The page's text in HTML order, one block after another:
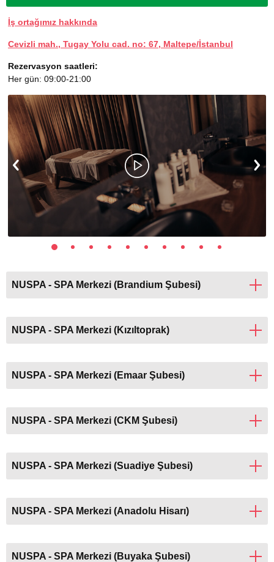
İş ortağımız hakkında
Cevizli mah., Tugay Yolu cad. no: 67, Maltepe/İstanbul
Rezervasyon saatleri:
Her gün: 09:00-21:00
NUSPA - SPA Merkezi (Brandium Şubesi)
NUSPA - SPA Merkezi (Kızıltoprak)
NUSPA - SPA Merkezi (Emaar Şubesi)
NUSPA - SPA Merkezi (CKM Şubesi)
NUSPA - SPA Merkezi (Suadiye Şubesi)
NUSPA - SPA Merkezi (Anadolu Hisarı)
NUSPA - SPA Merkezi (Buyaka Şubesi)